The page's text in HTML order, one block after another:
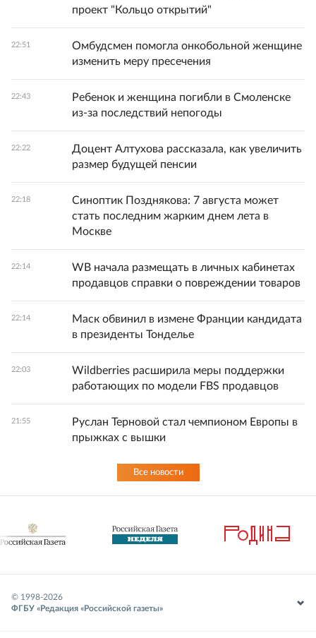
проект "Кольцо открытий"
22:51
Омбудсмен помогла онкобольной женщине
изменить меру пресечения
22:43
Ребенок и женщина погибли в Смоленске
из-за последствий непогоды
22:22
Доцент Алтухова рассказала, как увеличить
размер будущей пенсии
22:18
Синоптик Позднякова: 7 августа может
стать последним жарким днем лета в
Москве
22:14
WB начала размещать в личных кабинетах
продавцов справки о повреждении товаров
22:14
Маск обвинил в измене Франции кандидата
в президенты Тонделье
22:03
Wildberries расширила меры поддержки
работающих по модели FBS продавцов
21:55
Руслан Терновой стал чемпионом Европы в
прыжках с вышки
Все новости
© 1998-2026
ФГБУ «Редакция «Российской газеты»